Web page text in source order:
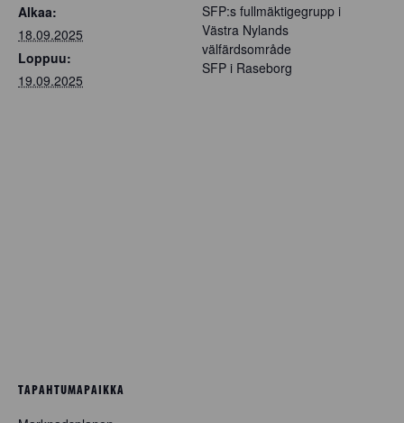
Alkaa:
18.09.2025
Loppuu:
19.09.2025
SFP:s fullmäktigegrupp i
Västra Nylands
välfärdsområde
SFP i Raseborg
TAPAHTUMAPAIKKA